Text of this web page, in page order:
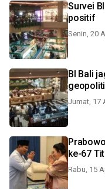
Survei
positif
Senin, 20
BI Bali
Jumat, 17
ke-67
Rabu, 15